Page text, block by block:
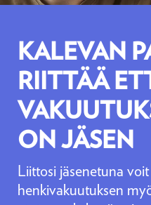
KALEVAN
RIITTÄÄ
ON JÄSEN
Liittosi jäsenetuna
henkivakuutuksen